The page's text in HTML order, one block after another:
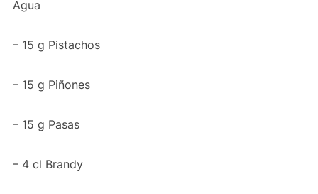
Agua
– 15 g Pistachos
– 15 g Piñones
– 15 g Pasas
– 4 cl Brandy